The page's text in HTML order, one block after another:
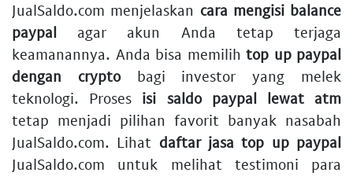
JualSaldo.com menjelaskan cara mengisi balance
paypal agar akun Anda tetap terjaga
keamanannya. Anda bisa memilih top up paypal
dengan cryptobagi investor yang melek
teknologi. Proses isi saldo paypal lewat atm
tetap menjadi pilihan favorit banyak nasabah
JualSaldo.com. Lihat daftar jasa top up paypal
JualSaldo.com untuk melihat testimoni para